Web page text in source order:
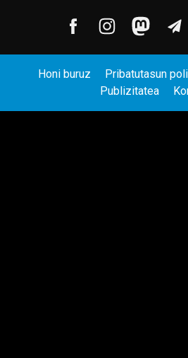
Honi buruz Pribatutasun
Publizitatea